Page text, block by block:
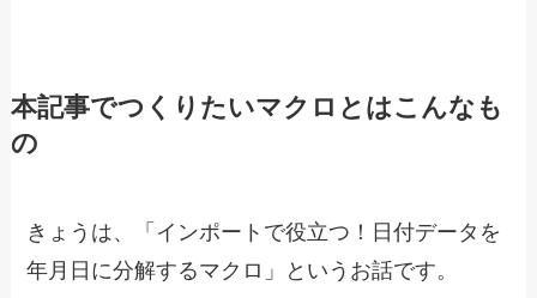
本記事でつくりたいマクロとはこんなも
の
きょうは、「インポートで役立つ！日付データを
年月日に分解するマクロ」というお話です。